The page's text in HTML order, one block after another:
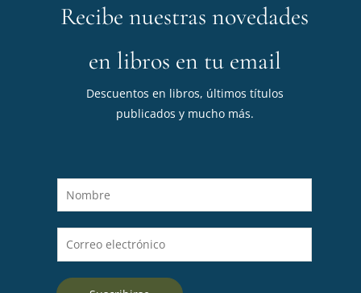
Recibe nuestras novedades
en libros en tu email
Descuentos en libros, últimos títulos
publicados y mucho más.
o
m
e
o